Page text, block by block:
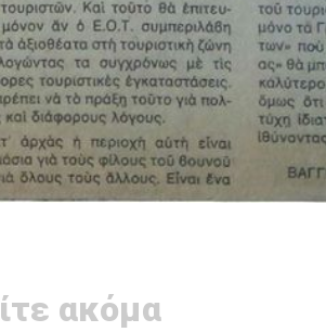
ακόμα